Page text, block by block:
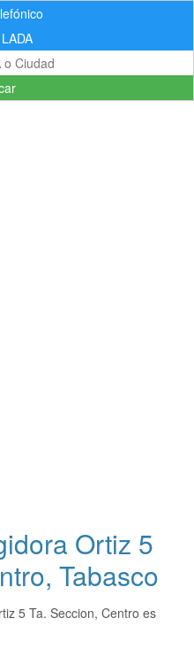
Ortiz 5
Tabasco
5 Ta. Seccion, Centro es